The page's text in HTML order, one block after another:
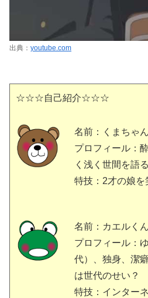
出典： youtube.com
☆☆☆自己紹介☆☆☆
名前：くまちゃ
プロフィール：
く浅く世間を語る
特技：2才の娘を
名前：カエルく
プロフィール：
代）、独身、潔
は世代のせい？
特技：インター